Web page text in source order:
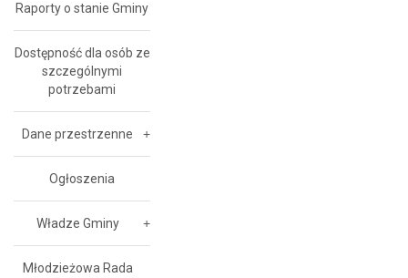
Raporty o stanie Gminy
Dostępność dla osób ze
szczególnymi
potrzebami
Dane przestrzenne
Ogłoszenia
Władze Gminy
Młodzieżowa Rada